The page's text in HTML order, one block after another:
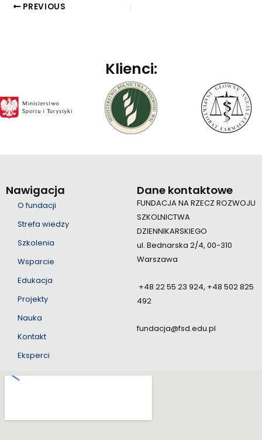
PREVIOUS
Klienci:
Nawigacja
O fundacji
Strefa wiedzy
Szkolenia
Wsparcie
Edukacja
Projekty
Nauka
Kontakt
Eksperci
Dane kontaktowe
FUNDACJA NA RZECZ ROZWOJU
SZKOLNICTWA
DZIENNIKARSKIEGO
ul. Bednarska 2/4, 00-310
Warszawa
+48 22 55 23 924, +48 502 825
492
fundacja@fsd.edu.pl